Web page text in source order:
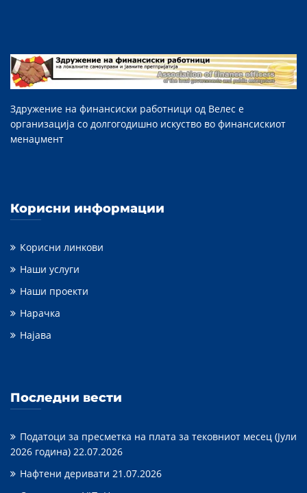
Здружение на финансиски работници од Велес е
организација со долгогодишно искуство во финансискиот
менаџмент
Корисни информации
Корисни линкови
Наши услуги
Наши проекти
Нарачка
Најава
Последни вести
Податоци за пресметка на плата за тековниот месец (Јули
2026 година) 22.07.2026
Нафтени деривати 21.07.2026